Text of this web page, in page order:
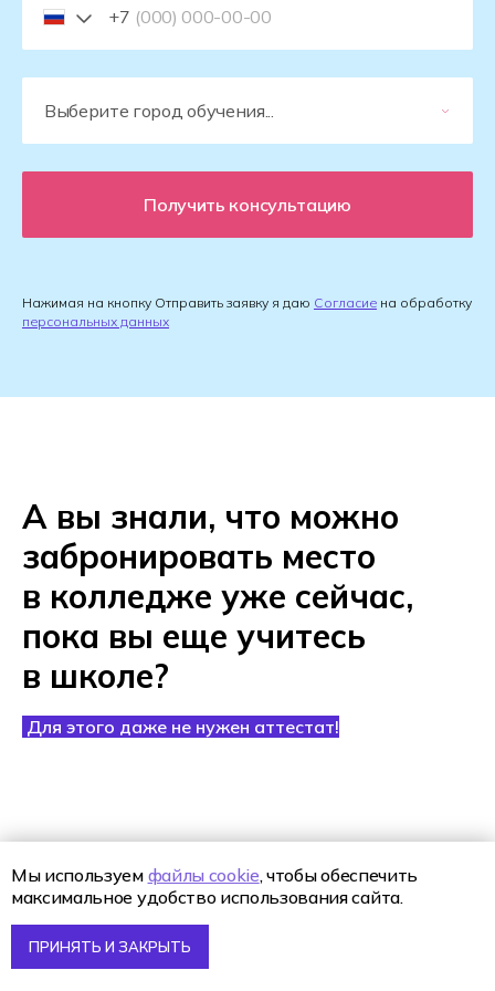
+7
Получить консультацию
Нажимая на кнопку Отправить заявку я даю Согласие на обработку
персональных данных
А вы знали, что можно
забронировать место
в колледже уже сейчас,
пока вы еще учитесь
в школе?
Для этого даже не нужен аттестат!
Мы используем файлы cookie, чтобы обеспечить
максимальное удобство использования сайта.
ПРИНЯТЬ И ЗАКРЫТЬ